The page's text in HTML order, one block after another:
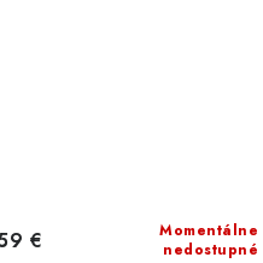
Momentálne
nedostupné
€